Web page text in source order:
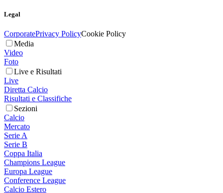
Legal
CorporatePrivacy PolicyCookie Policy
Media
Video
Foto
Live e Risultati
Live
Diretta Calcio
Risultati e Classifiche
Sezioni
Calcio
Mercato
Serie A
Serie B
Coppa Italia
Champions League
Europa League
Conference League
Calcio Estero